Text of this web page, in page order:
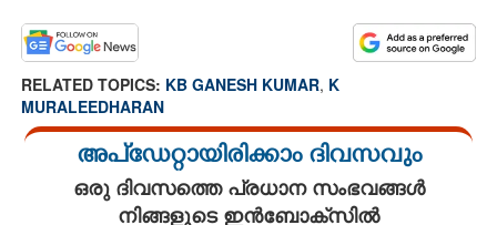
RELATED TOPICS: KB GANESH KUMAR, K
MURALEEDHARAN
അപ്ഡേറ്റായിരിക്കാം ദിവസവും
ഒരു ദിവസത്തെ പ്രധാന സംഭവങ്ങൾ
നിങ്ങളുടെ ഇൻബോക്സിൽ